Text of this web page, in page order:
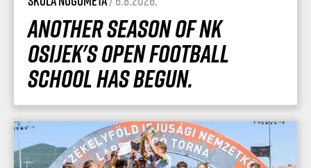
Another season of NK
Osijek's Open Football
School has begun.